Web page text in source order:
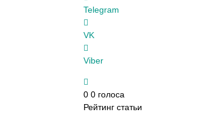
Telegram
VK
Viber
0 0 голоса
Рейтинг статьи